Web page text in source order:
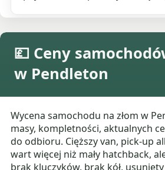
💷 Ceny
w Pendleton
Wycena samochodu na złom w
masy, kompletności, aktualnych
do odbioru. Cięższy van, pick-up
wart więcej niż mały hatchback,
brak kluczyków, brak kół,